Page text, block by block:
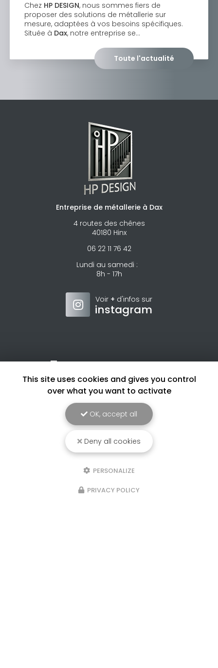
Chez HP DESIGN, nous sommes fiers de
proposer des solutions de métallerie sur
mesure, adaptées à vos besoins spécifiques.
Située à Dax, notre entreprise se…
Toute l'actualité
Entreprise de métallerie à Dax
4 routes des chênes
40180 Hinx
06 22 11 76 42
Lundi au samedi :
8h - 17h
Voir + d'infos sur
instagram
Envoyez un message
Nom Prénom
This site uses cookies and gives you control
over what you want to activate
OK, accept all
Deny all cookies
PERSONALIZE
PRIVACY POLICY